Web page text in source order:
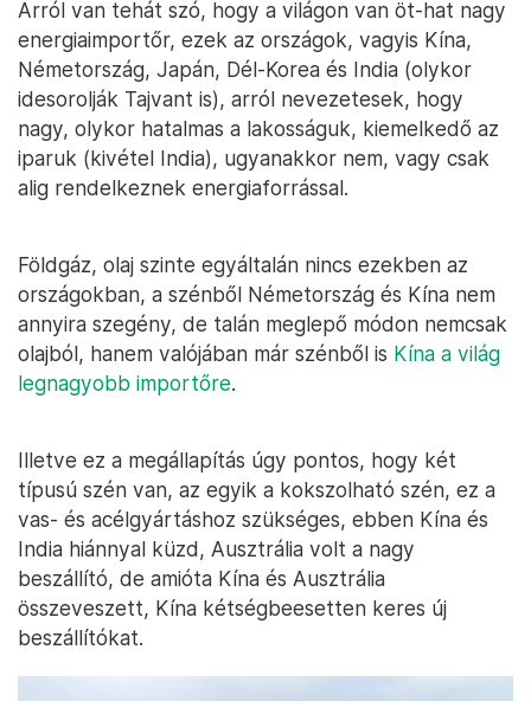
Arról van tehát szó, hogy a világon van öt-hat nagy
energiaimportőr, ezek az országok, vagyis Kína,
Németország, Japán, Dél-Korea és India (olykor
idesorolják Tajvant is), arról nevezetesek, hogy
nagy, olykor hatalmas a lakosságuk, kiemelkedő az
iparuk (kivétel India), ugyanakkor nem, vagy csak
alig rendelkeznek energiaforrással.
Földgáz, olaj szinte egyáltalán nincs ezekben az
országokban, a szénből Németország és Kína nem
annyira szegény, de talán meglepő módon nemcsak
olajból, hanem valójában már szénből is Kína a világ
legnagyobb importőre.
Illetve ez a megállapítás úgy pontos, hogy két
típusú szén van, az egyik a kokszolható szén, ez a
vas- és acélgyártáshoz szükséges, ebben Kína és
India hiánnyal küzd, Ausztrália volt a nagy
beszállító, de amióta Kína és Ausztrália
összeveszett, Kína kétségbeesetten keres új
beszállítókat.